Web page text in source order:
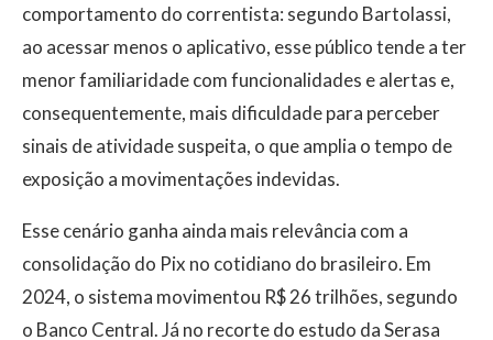
comportamento do correntista: segundo Bartolassi,
ao acessar menos o aplicativo, esse público tende a ter
menor familiaridade com funcionalidades e alertas e,
consequentemente, mais dificuldade para perceber
sinais de atividade suspeita, o que amplia o tempo de
exposição a movimentações indevidas.
Esse cenário ganha ainda mais relevância com a
consolidação do Pix no cotidiano do brasileiro. Em
2024, o sistema movimentou R$ 26 trilhões, segundo
o Banco Central. Já no recorte do estudo da Serasa